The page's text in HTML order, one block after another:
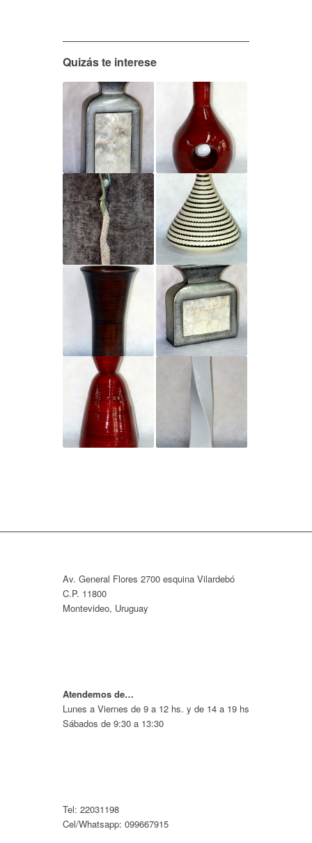
Quizás te interese
Av. General Flores 2700 esquina Vilardebó
C.P. 11800
Montevideo, Uruguay
Atendemos de…
Lunes a Viernes de 9 a 12 hs. y de 14 a 19 hs
Sábados de 9:30 a 13:30
Tel: 22031198
Cel/Whatsapp: 099667915